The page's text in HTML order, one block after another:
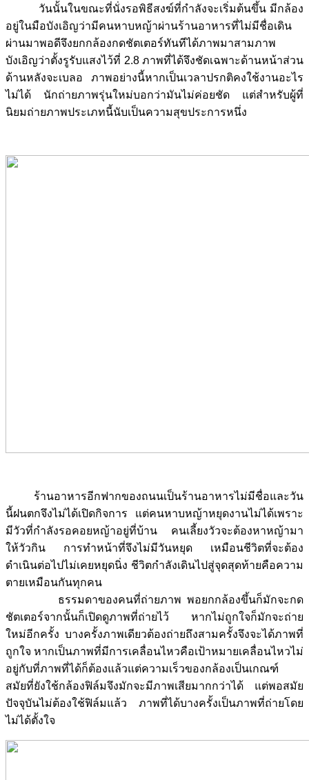
วันนั้นในขณะที่นั่งรอพิธีสงฆ์ที่กำลังจะเริ่มต้นขึ้น มีกล้อง
อยู่ในมือบังเอิญว่ามีคนหาบหญ้าผ่านร้านอาหารที่ไม่มีชื่อเดิน
ผ่านมาพอดีจึงยกกล้องกดชัตเตอร์ทันทีได้ภาพมาสามภาพ
บังเอิญว่าตั้งรูรับแสงไว้ที่ 2.8 ภาพที่ได้จึงชัดเฉพาะด้านหน้าส่วน
ด้านหลังจะเบลอ ภาพอย่างนี้หากเป็นเวลาปรกติคงใช้งานอะไร
ไม่ได้ นักถ่ายภาพรุ่นใหม่บอกว่ามันไม่ค่อยชัด แต่สำหรับผู้ที่
นิยมถ่ายภาพประเภทนี้นับเป็นความสุขประการหนึ่ง
ร้านอาหารอีกฟากของถนนเป็นร้านอาหารไม่มีชื่อและวัน
นี้ฝนตกจึงไม่ได้เปิดกิจการ แต่คนหาบหญ้าหยุดงานไม่ได้เพราะ
มีวัวที่กำลังรอคอยหญ้าอยู่ที่บ้าน คนเลี้ยงวัวจะต้องหาหญ้ามา
ให้วัวกิน การทำหน้าที่จึงไม่มีวันหยุด เหมือนชีวิตที่จะต้อง
ดำเนินต่อไปไม่เคยหยุดนิ่ง ชีวิตกำลังเดินไปสู่จุดสุดท้ายคือความ
ตายเหมือนกันทุกคน
ธรรมดาของคนที่ถ่ายภาพ พอยกกล้องขึ้นก็มักจะกด
ชัตเตอร์จากนั้นก็เปิดดูภาพที่ถ่ายไว้ หากไม่ถูกใจก็มักจะถ่าย
ใหม่อีกครั้ง บางครั้งภาพเดียวต้องถ่ายถึงสามครั้งจึงจะได้ภาพที่
ถูกใจ หากเป็นภาพที่มีการเคลื่อนไหวคือเป้าหมายเคลื่อนไหวไม่
อยู่กับที่ภาพที่ได้ก็ต้องแล้วแต่ความเร็วของกล้องเป็นเกณฑ์
สมัยที่ยังใช้กล้องฟิล์มจึงมักจะมีภาพเสียมากกว่าได้ แต่พอสมัย
ปัจจุบันไม่ต้องใช้ฟิล์มแล้ว ภาพที่ได้บางครั้งเป็นภาพที่ถ่ายโดย
ไม่ได้ตั้งใจ